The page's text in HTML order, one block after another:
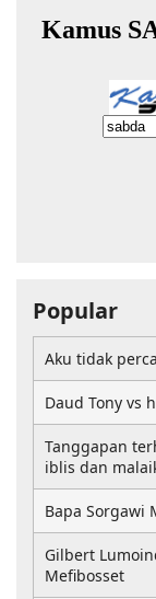
Popular
Aku tidak
Daud Tony vs
Tanggapan
iblis dan
Bapa Sorgawi
Gilbert
Mefibosset